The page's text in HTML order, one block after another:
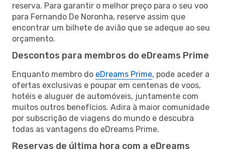
reserva. Para garantir o melhor preço para o seu voo
para Fernando De Noronha, reserve assim que
encontrar um bilhete de avião que se adeque ao seu
orçamento.
Descontos para membros do eDreams Prime
Enquanto membro do eDreams Prime, pode aceder a
ofertas exclusivas e poupar em centenas de voos,
hotéis e aluguer de automóveis, juntamente com
muitos outros benefícios. Adira à maior comunidade
por subscrição de viagens do mundo e descubra
todas as vantagens do eDreams Prime.
Reservas de última hora com a eDreams